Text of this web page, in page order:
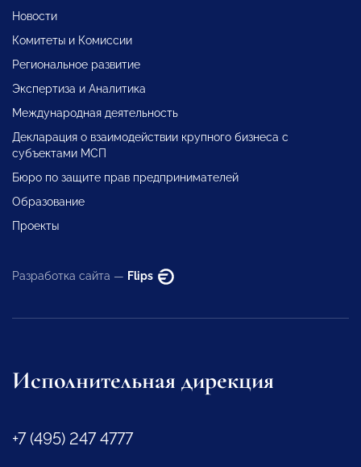
Новости
Комитеты и Комиссии
Региональное развитие
Экспертиза и Аналитика
Международная деятельность
Декларация о взаимодействии крупного бизнеса с
субъектами МСП
Бюро по защите прав предпринимателей
Образование
Проекты
Разработка сайта — Flips
Исполнительная дирекция
+7 (495) 247 4777